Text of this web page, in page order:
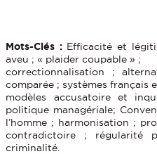
Mots-Clés :Efficacité et
aveu ; « plaider coupable » ;
correctionnalisation ;
comparée ; systèmes français
modèles accusatoire et
politique managériale;
l’homme ; harmonisation ;
contradictoire ; régularité
criminalité.